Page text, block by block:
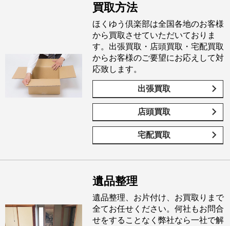
買取方法
ほくゆう倶楽部は全国各地のお客様
から買取させていただいておりま
す。出張買取・店頭買取・宅配買取
からお客様のご要望にお応えして対
応致します。
出張買取
店頭買取
宅配買取
遺品整理
遺品整理、お片付け、お買取りまで
全てお任せください。何社もお問合
せをすることなく弊社なら一社で解